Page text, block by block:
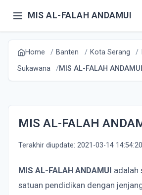
MIS AL-FALAH ANDAMUI
Home Banten Kota Serang
Sukawana
MIS AL-FALAH ANDAMUI
MIS AL-FALAH
Terakhir diupdate: 2021-03-14
MIS AL-FALAH ANDAMUI adalah
satuan pendidikan dengan